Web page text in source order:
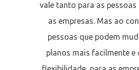
vale tanto para as
as empresas. Mas ao
pessoas que podem
planos mais facilmente e